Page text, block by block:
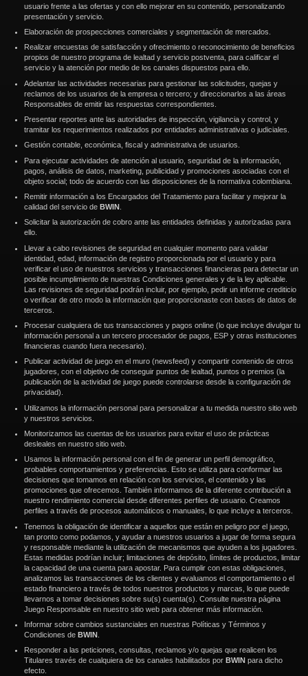
usuario frente a las ofertas y con ello mejorar en su contenido, personalizando
presentación y servicio.
Elaboración de prospecciones comerciales y segmentación de mercados.
Realizar encuestas de satisfacción y ofrecimiento o reconocimiento de beneficios
propios de nuestro programa de lealtad y servicio postventa, para calificar el
servicio y la atención por medio de los canales dispuestos para ello.
Adelantar las actividades necesarias para gestionar las solicitudes, quejas y
reclamos de los usuarios de la empresa o tercero; y direccionarlos a las áreas
Responsables de emitir las respuestas correspondientes.
Presentar reportes ante las autoridades de inspección, vigilancia y control, y
tramitar los requerimientos realizados por entidades administrativas o judiciales.
Gestión contable, económica, fiscal y administrativa de usuarios.
Para ejecutar actividades de atención al usuario, seguridad de la información,
pagos, análisis de datos, marketing, publicidad y promociones asociadas con el
objeto social; todo de acuerdo con las disposiciones de la normativa colombiana.
Remitir información a los Encargados del Tratamiento para facilitar y mejorar la
calidad del servicio de BWIN
Solicitar la autorización de cobro ante las entidades definidas y autorizadas para
ello.
Llevar a cabo revisiones de seguridad en cualquier momento para validar
identidad, edad, información de registro proporcionada por el usuario y para
verificar el uso de nuestros servicios y transacciones financieras para detectar un
posible incumplimiento de nuestras Condiciones generales y de la ley aplicable.
Las revisiones de seguridad podrán incluir, por ejemplo, pedir un informe crediticio
o verificar de otro modo la información que proporcionaste con bases de datos de
terceros.
Procesar cualquiera de tus transacciones y pagos online (lo que incluye divulgar tu
información personal a un tercero procesador de pagos, ESP y otras instituciones
financieras cuando fuera necesario).
Publicar actividad de juego en el muro (newsfeed) y compartir contenido de otros
jugadores, con el objetivo de conseguir puntos de lealtad, puntos o premios (la
publicación de la actividad de juego puede controlarse desde la configuración de
privacidad).
Utilizamos la información personal para personalizar a tu medida nuestro sitio web
y nuestros servicios.
Monitorizamos las cuentas de los usuarios para evitar el uso de prácticas
desleales en nuestro sitio web.
Usamos la información personal con el fin de generar un perfil demográfico,
probables comportamientos y preferencias. Esto se utiliza para conformar las
decisiones que tomamos en relación con los servicios, el contenido y las
promociones que ofrecemos. También informamos de la diferente contribución a
nuestro rendimiento comercial desde diferentes perfiles de usuario. Creamos
perfiles a través de procesos automáticos o manuales, lo que incluye a terceros.
Tenemos la obligación de identificar a aquellos que están en peligro por el juego,
tan pronto como podamos, y ayudar a nuestros usuarios a jugar de forma segura
y responsable mediante la utilización de mecanismos que ayuden a los jugadores.
Estas medidas podrían incluir; limitaciones de depósito, límites de productos, limitar
la capacidad de una cuenta para apostar. Para cumplir con estas obligaciones,
analizamos las transacciones de los clientes y evaluamos el comportamiento o el
estado financiero a través de todos nuestros productos y marcas, lo que puede
llevarnos a tomar decisiones sobre su(s) cuenta(s). Consulte nuestra página
Juego Responsable en nuestro sitio web para obtener más información.
Informar sobre cambios sustanciales en nuestras Políticas y Términos y
Condiciones de BWIN
Responder a las peticiones, consultas, reclamos y/o quejas que realicen los
Titulares través de cualquiera de los canales habilitados por BWIN para dicho
efecto.